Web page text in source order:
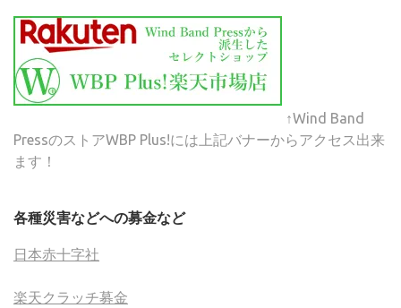
↑Wind Band
PressのストアWBP Plus!には上記バナーからアクセス出来
ます！
各種災害などへの募金など
日本赤十字社
楽天クラッチ募金